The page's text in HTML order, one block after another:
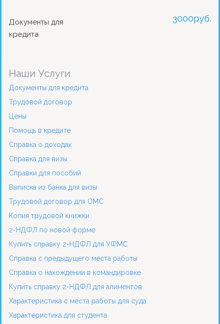
Документы для
кредита
3000руб.
Наши Услуги
Документы для кредита
Трудовой договор
Цены
Помощь в кредите
Справка о доходах
Справка для визы
Справки для пособий
Выписка из банка для визы
Трудовой договор для ОМС
Копия трудовой книжки
2-НДФЛ по новой форме
Купить справку 2-НДФЛ для УФМС
Справка с предыдущего места работы
Справка о нахождении в командировке
Купить справку 2-НДФЛ для алиментов
Характеристика с места работы для суда
Характеристика для студента